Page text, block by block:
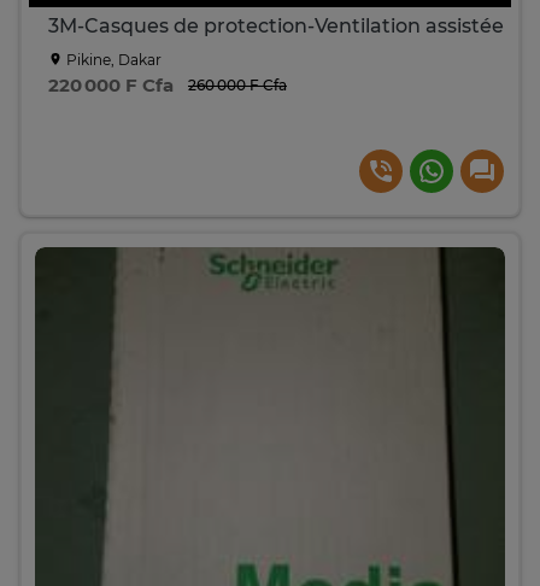
3M-Casques de protection-Ventilation assistée
Pikine, Dakar
220 000 F Cfa 260 000 F Cfa